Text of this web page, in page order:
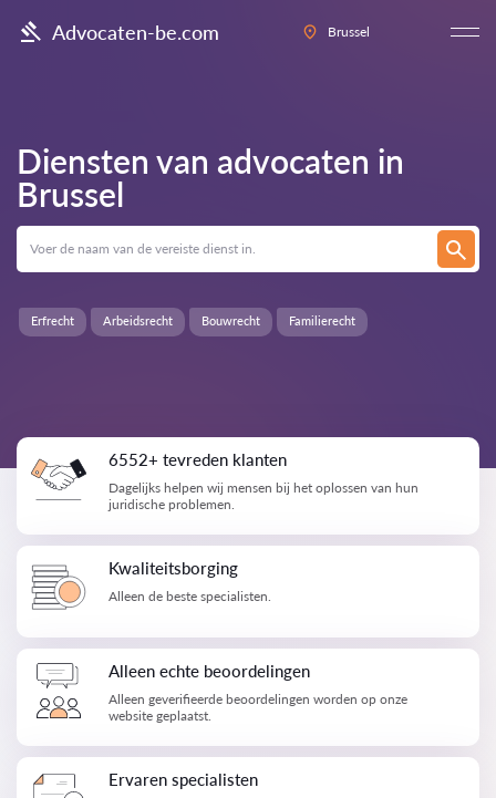
Advocaten-be.com Brussel
Diensten van advocaten in
Brussel
Familierecht
Erfrecht Arbeidsrecht Bouwrecht
6552+ tevreden klanten
Dagelijks helpen wij mensen bij het oplossen van hun
juridische problemen.
Kwaliteitsborging
Alleen de beste specialisten.
Alleen echte beoordelingen
Alleen geverifieerde beoordelingen worden op onze
website geplaatst.
Ervaren specialisten